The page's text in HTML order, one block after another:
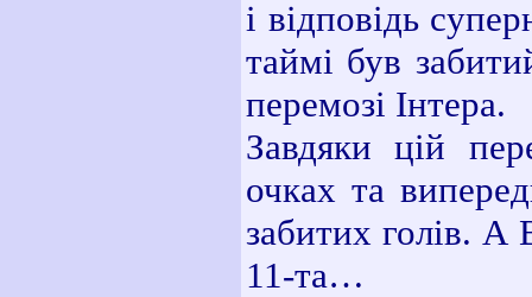
і відповідь
таймі був
перемозі Інтера.
Завдяки цій
очках та
забитих голів. А
11-та…